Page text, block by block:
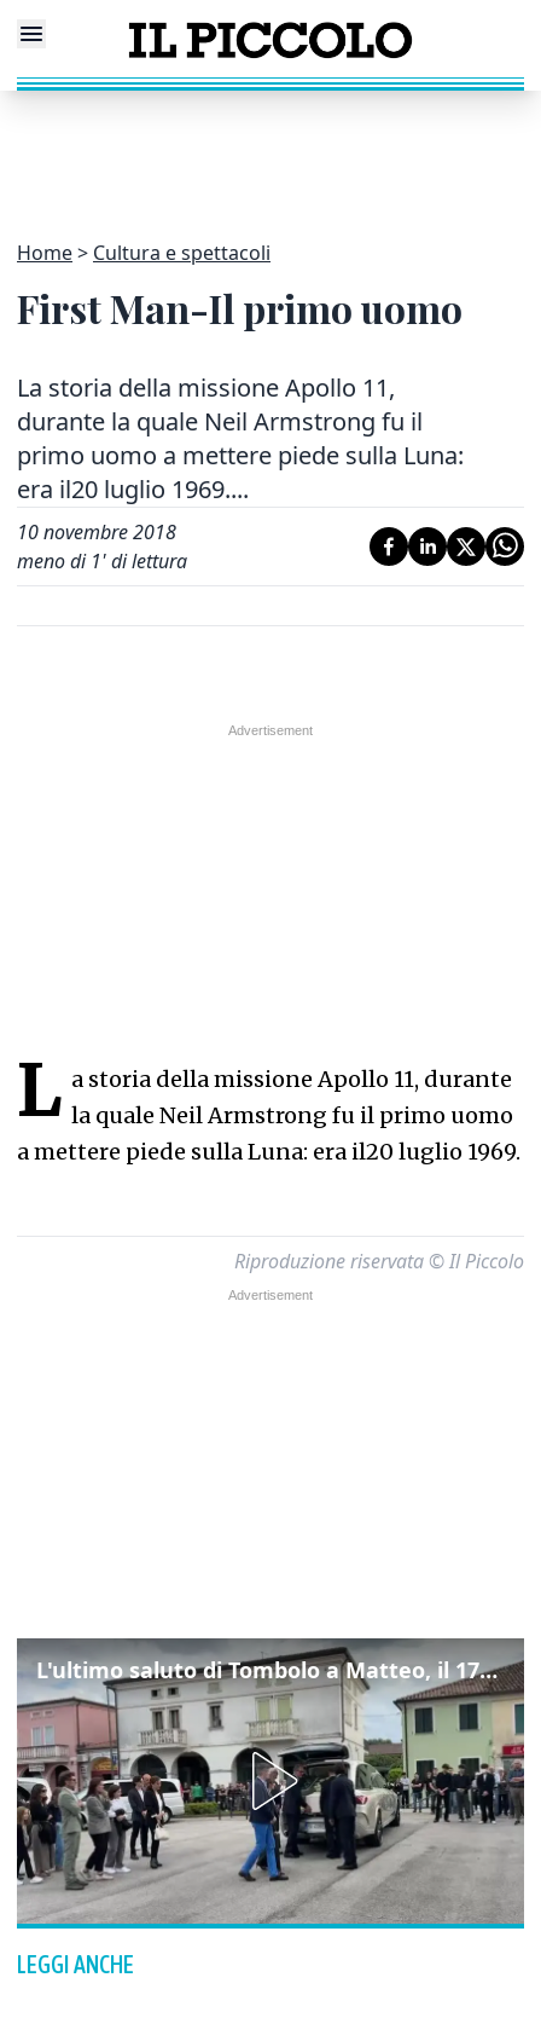
Home Cultura e spettacoli
First Man-Il primo uomo
La storia della missione Apollo 11,
durante la quale Neil Armstrong fu il
primo uomo a mettere piede sulla Luna:
era il20 luglio 1969....
10 novembre 2018
meno di 1' di lettura
L a storia della missione Apollo 11, durante
la quale Neil Armstrong fu il primo uomo
a mettere piede sulla Luna: era il20 luglio 1969.
Riproduzione riservata © Il Piccolo
L'ultimo saluto di Tombolo a Matteo, il 17enne morto di tumore. Il video
LEGGI ANCHE